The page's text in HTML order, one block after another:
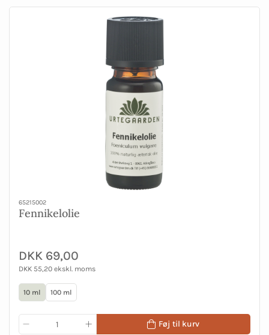
65215002
Fennikelolie
DKK 69,00
DKK 55,20 ekskl. moms
10 ml 100 ml
Føj til kurv